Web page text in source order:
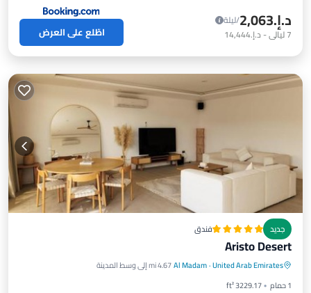
د.إ.‏2,063
/ليلة
7ليالي- د.إ.‏14,444 اطّلع على العرض
جديد فندق
Aristo Desert
United Arab Emirates
·
Al Madam4.67 mi إلى وسط المدينة
1 حمام
3229.17 ft²
موقف سيارات
مكيف هواء